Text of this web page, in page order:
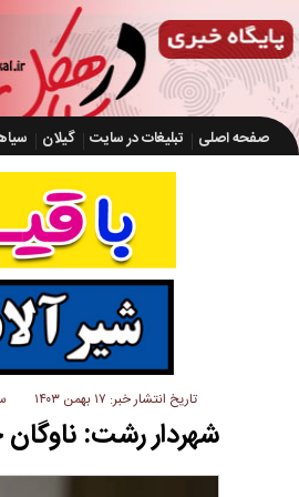
صفحه اصلی تبلیغات در سایت گیلان
تاریخ انتشار خبر: ۱۷ بهمن ۱۴۰۳
شهردار رشت: